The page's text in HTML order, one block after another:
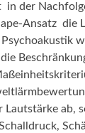
in der
Ansatz  die
Lautstärke ab,